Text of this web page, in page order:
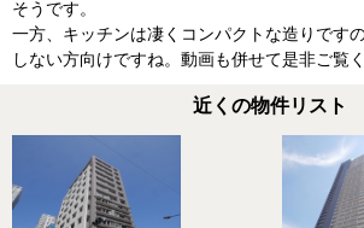
そうです。
一方、キッチンは凄くコンパクトな造りです
しない方向けですね。動画も併せて是非ご覧
近くの物件リスト